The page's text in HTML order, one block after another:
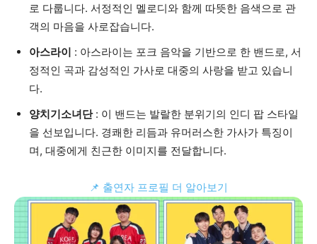
로 다룹니다. 서정적인 멜로디와 함께 따뜻한 음색으로 관
객의 마음을 사로잡습니다.
아스라이 : 아스라이는 포크 음악을 기반으로 한 밴드로, 서
정적인 곡과 감성적인 가사로 대중의 사랑을 받고 있습니
다.
양치기소녀단: 이 밴드는 발랄한 분위기의 인디 팝 스타일
을 선보입니다. 경쾌한 리듬과 유머러스한 가사가 특징이
며, 대중에게 친근한 이미지를 전달합니다.
📌 출연자 프로필 더 알아보기